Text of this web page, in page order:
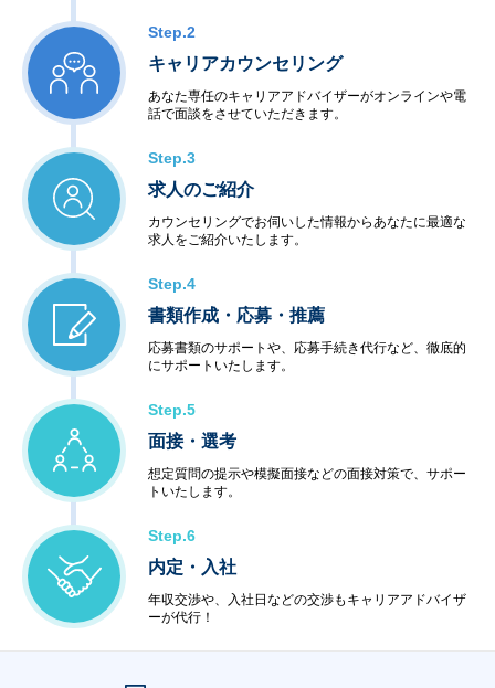
Step.2
キャリアカウンセリング
あなた専任のキャリアアドバイザーがオンラインや電
話で面談をさせていただきます。
Step.3
求人のご紹介
カウンセリングでお伺いした情報からあなたに最適な
求人をご紹介いたします。
Step.4
書類作成・応募・推薦
応募書類のサポートや、応募手続き代行など、徹底的
にサポートいたします。
Step.5
面接・選考
想定質問の提示や模擬面接などの面接対策で、サポー
トいたします。
Step.6
内定・入社
年収交渉や、入社日などの交渉もキャリアアドバイザ
ーが代行！